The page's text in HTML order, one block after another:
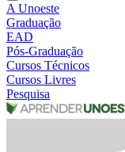
A Unoeste
Graduação
EAD
Pós-Graduação
Cursos Técnicos
Cursos Livres
Pesquisa